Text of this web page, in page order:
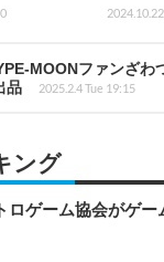
MOONファンざ
品
2025.2.4 Tue 19:15
ング
ゲーム協会がゲ